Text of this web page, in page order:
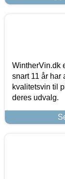
WintherVin.dk
snart 11 år har
kvalitetsvin til
deres udvalg.